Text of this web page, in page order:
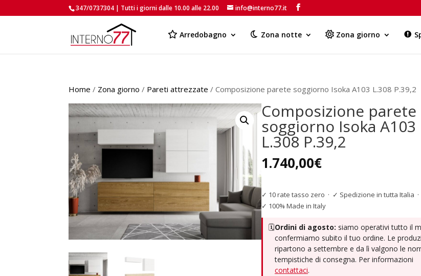
347/0737304 | Tutti i giorni dalle 10.00 alle 22.00 info@interno77.it
Arredobagno Zona notte Zona giorno
Home / Zona giorno / Pareti attrezzate / Composizione parete soggiorno Isoka A103 L.308 P.39,2
Composizione parete
soggiorno Isoka A103
L.308 P.39,2
1.740,00€
✓ 10 rate tasso zero · ✓ Spedizione in tutta Italia ·
✓ 100% Made in Italy
🗓️Ordini di agosto: siamo operativi tutto il
confermiamo subito il tuo ordine. Le
ripartono a settembre e da lì valgono le
tempistiche di consegna. Per informazioni
contattaci.